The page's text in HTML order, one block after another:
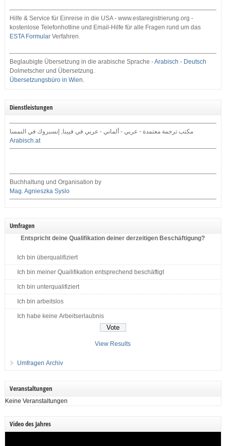
Hilfe & Service für Einreise in die USA - www.estaregistrierung.org -
kostenlose Telefonhotline und Email-Hilfe für alle Fragen rund um das
ESTA FormularVerfahren.
Beglaubigte Übersetzung in die arabische Sprache -Arabisch - Deutsch
Dolmetscher und Übersetzung.
Übersetzungsbüro in Wien.
Dienstleistungen
مكتب ترجمة معتمدة - عربي - ألماني - عربي في فيينا, إنسبروك في النمسا
Arabisch.at
Buchhaltung und Organisation by
Mag. Agnieszka Syslo
Umfragen
Entspricht deine Qualifikation deiner derzeitigen Beschäftigung?
Ich bin überqualifiziert
Ich bin meiner Quailifikation entsprechend beschäftigt
Ich bin unterqualifiziert
Ich bin arbeitslos
Ich habe keine Arbeitserlaubnis
View Results
Umfragen Archiv
Veranstaltungen
Keine Veranstaltungen
Video des Jahres